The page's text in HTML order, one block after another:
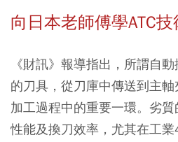
向日本老師傅學ATC技
《財訊》報導指出，所謂自
的刀具，從刀庫中傳送到主
加工過程中的重要一環。劣質
性能及換刀效率，尤其在工